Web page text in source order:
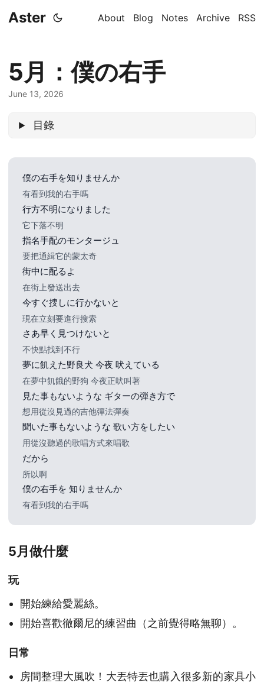
Aster About Blog Notes Archive RSS
5月：僕の右手
June 13, 2026
目錄
僕の右手を知りませんか
有看到我的右手嗎
行方不明になりました
它下落不明
指名手配のモンタージュ
要把通緝它的蒙太奇
街中に配るよ
在街上發送出去
今すぐ捜しに行かないと
現在立刻要進行搜索
さあ早く見つけないと
不快點找到不行
夢に飢えた野良犬 今夜 吠えている
在夢中飢餓的野狗 今夜正吠叫著
見た事もないような ギターの弾き方で
想用從沒見過的吉他彈法彈奏
聞いた事もないような 歌い方をしたい
用從沒聽過的歌唱方式來唱歌
だから
所以啊
僕の右手を 知りませんか
有看到我的右手嗎
5月做什麼
玩
開始練給愛麗絲。
開始喜歡徹爾尼的練習曲（之前覺得略無聊）。
日常
房間整理大風吹！大丟特丟也購入很多新的家具小